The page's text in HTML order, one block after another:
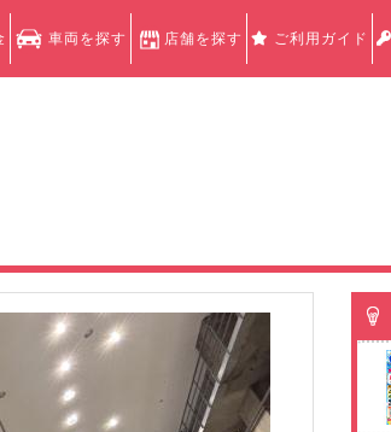
車両を探す 店舗を探す ご利用ガイド